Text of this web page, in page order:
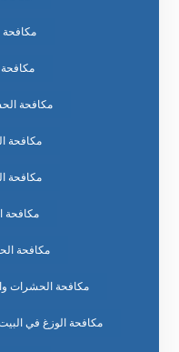
مكافحة
مكافحة
مكافحة
مكافحة
مكافحة
مكافحة
مكافحة الحشرات
مكافحة الوزغ في